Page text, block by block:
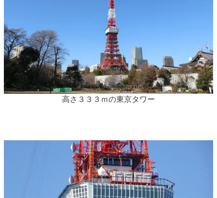
高さ３３３ｍの東京タワー